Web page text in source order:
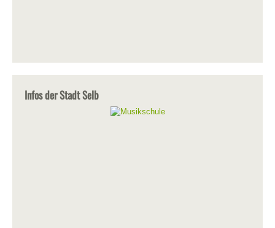
Infos der Stadt Selb